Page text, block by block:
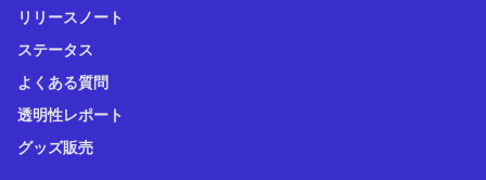
リリースノート
ステータス
よくある質問
透明性レポート
グッズ販売